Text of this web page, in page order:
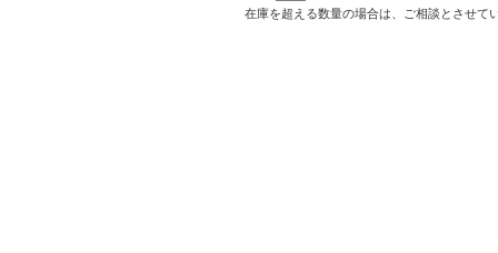
在庫を超える数量の場合は、ご相談とさせて